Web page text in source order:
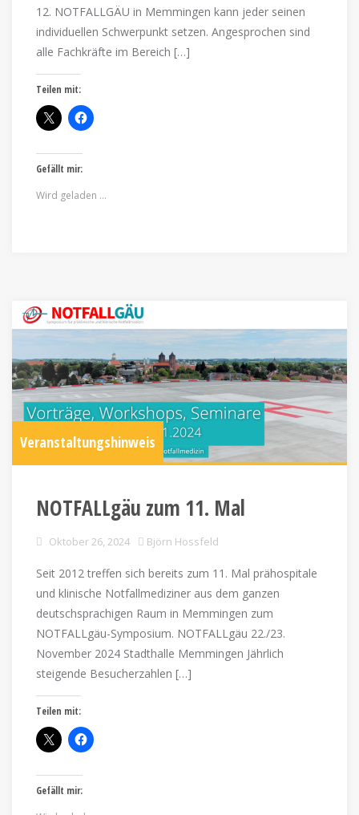
12. NOTFALLGÄU in Memmingen kann jeder seinen
individuellen Schwerpunkt setzen. Angesprochen sind
alle Fachkräfte im Bereich […]
Teilen mit:
Gefällt mir:
Wird geladen …
Veranstaltungshinweis
NOTFALLgäu zum 11. Mal
Oktober 26, 2024 Björn Hossfeld
Seit 2012 treffen sich bereits zum 11. Mal prähospitale
und klinische Notfallmediziner aus dem ganzen
deutschsprachigen Raum in Memmingen zum
NOTFALLgäu-Symposium. NOTFALLgäu 22./23.
November 2024 Stadthalle Memmingen Jährlich
steigende Besucherzahlen […]
Teilen mit:
Gefällt mir: